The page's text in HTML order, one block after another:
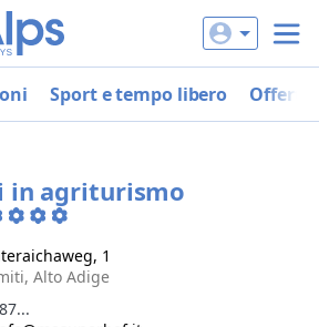
Sport e tempo libero Offerte
in agriturismo
1
Alto Adige